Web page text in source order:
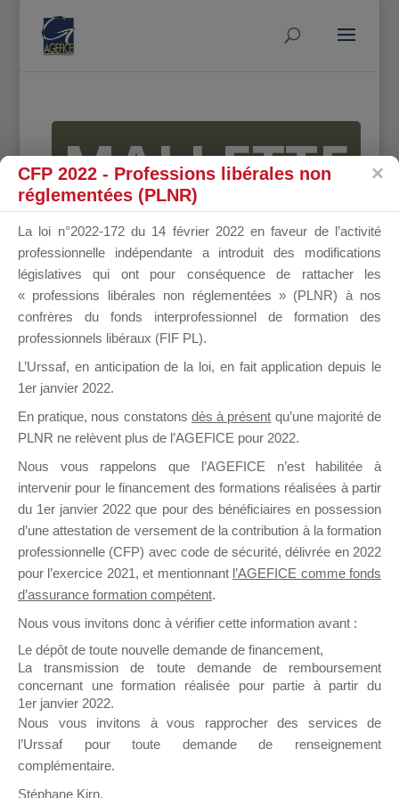
MALLETTE
DU
DIRIGEANT
il y a un mois
Ce groupe est destiné aux Organismes de
Formation qui souhaitent répondre à l’Appel à
Propositions Mallette du Dirigeant.
Ce groupe propose un forum dédié au support
sur lequel il est possible de laisser un message
ou poser une question.
NB : Il est nécessaire d’être
pouvoir rejoindre ce groupe
CFP 2022 - Professions libérales non
réglementées (PLNR)
La loi n°2022-172 du 14 février 2022 en faveur de l’activité
professionnelle indépendante a introduit des modifications
législatives qui ont pour conséquence de rattacher les
« professions libérales non réglementées » (PLNR) à nos
confrères du fonds interprofessionnel de formation des
professionnels libéraux (FIF PL).
L’Urssaf, en anticipation de la loi, en fait application depuis le
1er janvier 2022.
En pratique, nous constatons dès à présent qu’une majorité de
PLNR ne relèvent plus de l’AGEFICE pour 2022.
Nous vous rappelons que l’AGEFICE n’est habilitée à
intervenir pour le financement des formations réalisées à partir
du 1er janvier 2022 que pour des bénéficiaires en possession
d’une attestation de versement de la contribution à la formation
professionnelle (CFP) avec code de sécurité, délivrée en 2022
pour l’exercice 2021, et mentionnant l’AGEFICE comme fonds
d’assurance formation compétent.
Nous vous invitons donc à vérifier cette information avant :
Le dépôt de toute nouvelle demande de financement,
La transmission de toute demande de remboursement
concernant une formation réalisée pour partie à partir du
1er janvier 2022.
Nous vous invitons à vous rapprocher des services de
l’Urssaf pour toute demande de renseignement
complémentaire.
Stéphane Kirn,